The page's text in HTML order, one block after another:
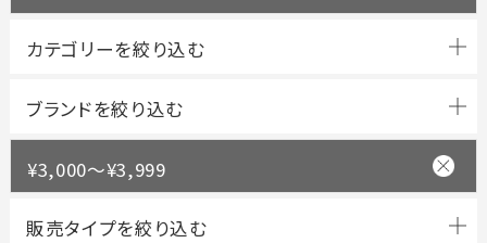
ブランドを絞り込む
¥3,000～¥3,999